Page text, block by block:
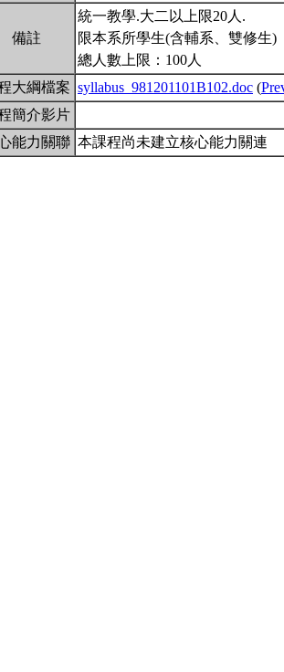
備註
統一教學.大二以上限20人.
限本系所學生(含輔系、雙修生)
總人數上限：100人
大綱檔案 syllabus_981201101B102.doc (
簡介影片
能力關聯 本課程尚未建立核心能力關連